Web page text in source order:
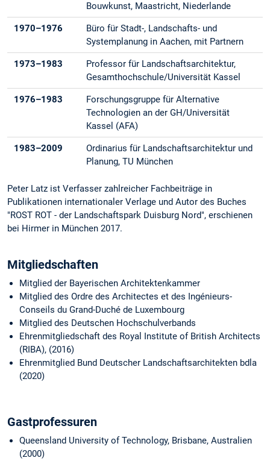
Bouwkunst, Maastricht, Niederlande
1970–1976
Büro für Stadt-, Landschafts- und
Systemplanung in Aachen, mit Partnern
1973–1983
Professor für Landschaftsarchitektur,
Gesamthochschule/Universität Kassel
1976–1983
Forschungsgruppe für Alternative
Technologien an der GH/Universität
Kassel (AFA)
1983–2009
Ordinarius für Landschaftsarchitektur und
Planung, TU München
Peter Latz ist Verfasser zahlreicher Fachbeiträge in
Publikationen internationaler Verlage und Autor des Buches
"ROST ROT - der Landschaftspark Duisburg Nord", erschienen
bei Hirmer in München 2017.
Mitgliedschaften
Mitglied der Bayerischen Architektenkammer
Mitglied des Ordre des Architectes et des Ingénieurs-
Conseils du Grand-Duché de Luxembourg
Mitglied des Deutschen Hochschulverbands
Ehrenmitgliedschaft des Royal Institute of British Architects
(RIBA), (2016)
Ehrenmitglied Bund Deutscher Landschaftsarchitekten bdla
(2020)
Gastprofessuren
Queensland University of Technology, Brisbane, Australien
(2000)